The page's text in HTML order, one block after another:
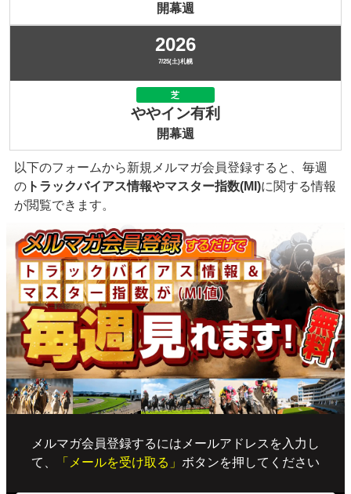
開幕週
2026
7/25(土)札幌
芝
ややイン有利
開幕週
以下のフォームから新規メルマガ会員登録すると、毎週
の トラックバイアス情報やマスター指数(MI)に関する情報
が閲覧できます。
メルマガ会員登録するにはメールアドレスを入力し
て、
「メールを受け取る」 ボタンを押してください